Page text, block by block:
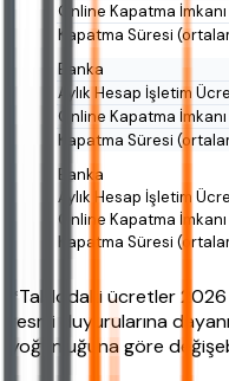
*Tablodaki ücretler 2026
resmi duyurularına
yoğunluğuna göre